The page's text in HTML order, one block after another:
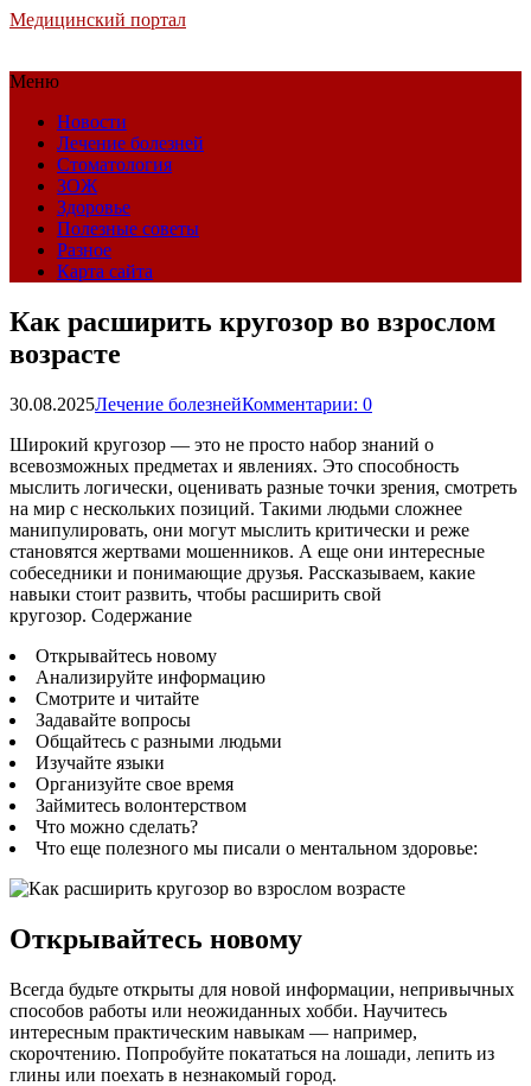
Медицинский портал
Меню
Новости
Лечение болезней
Стоматология
ЗОЖ
Здоровье
Полезные советы
Разное
Карта сайта
Как расширить кругозор во взрослом
возрасте
30.08.2025Лечение болезнейКомментарии: 0
Широкий кругозор — это не просто набор знаний о
всевозможных предметах и явлениях. Это способность
мыслить логически, оценивать разные точки зрения, смотреть
на мир с нескольких позиций. Такими людьми сложнее
манипулировать, они могут мыслить критически и реже
становятся жертвами мошенников. А еще они интересные
собеседники и понимающие друзья. Рассказываем, какие
навыки стоит развить, чтобы расширить свой
кругозор. Содержание
Открывайтесь новому
Анализируйте информацию
Смотрите и читайте
Задавайте вопросы
Общайтесь с разными людьми
Изучайте языки
Организуйте свое время
Займитесь волонтерством
Что можно сделать?
Что еще полезного мы писали о ментальном здоровье:
Открывайтесь новому
Всегда будьте открыты для новой информации, непривычных
способов работы или неожиданных хобби. Научитесь
интересным практическим навыкам — например,
скорочтению. Попробуйте покататься на лошади, лепить из
глины или поехать в незнакомый город.